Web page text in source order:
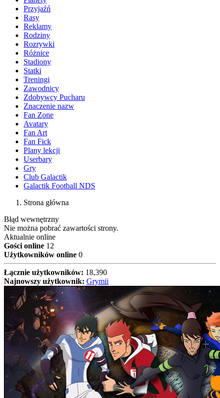
Przyjaźń
Rasy
Reklamy
Rodziny
Rozrywki
Różnice
Stadiony
Statki
Treningi
Zawodnicy
Zdobywcy Pucharu
Znaczenie nazw
Fan Zone
Avatary
Fan Art
Fan Fick
Plany lekcji
Userbary
Gry
Club Galactik
Galactik Football NDS
Strona główna
Błąd wewnętrzny
Nie można pobrać zawartości strony.
Aktualnie online
Gości online 12
Użytkowników online 0
Łącznie użytkowników: 18,390
Najnowszy użytkownik: Grymii